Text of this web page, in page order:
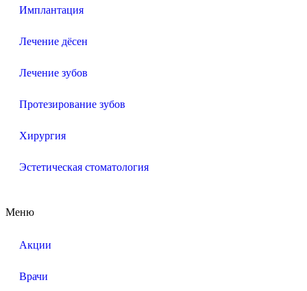
Имплантация
Лечение дёсен
Лечение зубов
Протезирование зубов
Хирургия
Эстетическая стоматология
Меню
Акции
Врачи